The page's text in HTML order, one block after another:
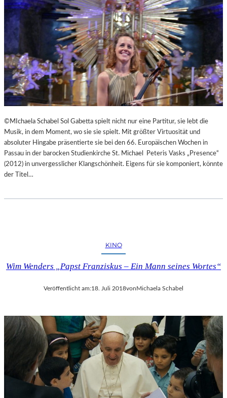
©MIchaela Schabel Sol Gabetta spielt nicht nur eine Partitur, sie lebt die
Musik, in dem Moment, wo sie sie spielt. Mit größter Virtuosität und
absoluter Hingabe präsentierte sie bei den 66. Europäischen Wochen in
Passau in der barocken Studienkirche St. Michael Peteris Vasks „Presence“
(2012) in unvergesslicher Klangschönheit. Eigens für sie komponiert, könnte
der Titel…
KINO
Wim Wenders „Papst Franziskus – Ein Mann seines Wortes“
Veröffentlicht am:18. Juli 2018vonMichaela Schabel